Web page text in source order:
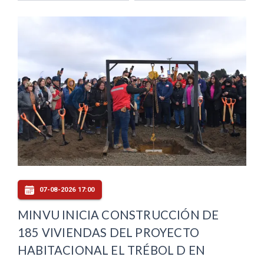
07-08-2026 17:00
MINVU INICIA CONSTRUCCIÓN DE
185 VIVIENDAS DEL PROYECTO
HABITACIONAL EL TRÉBOL D EN